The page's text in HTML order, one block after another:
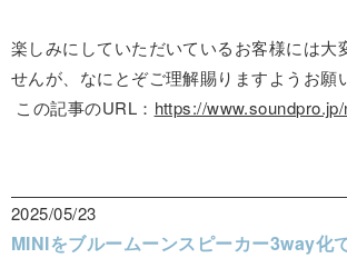
楽しみにしていただいているお客様には大
せんが、なにとぞご理解賜りますようお願
この記事のURL： https://
2025/05/23
MINIをブルームーンスピーカー3way化